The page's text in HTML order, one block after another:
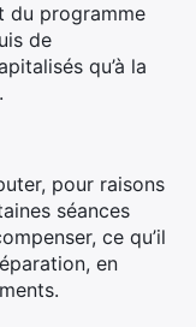
du programme
de
qu’à la
pour raisons
séances
ce qu’il
en